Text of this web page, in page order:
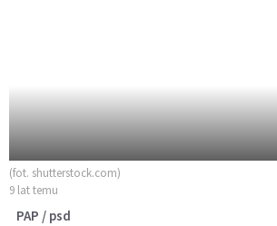
(fot. shutterstock.com)
9 lat temu
PAP / psd